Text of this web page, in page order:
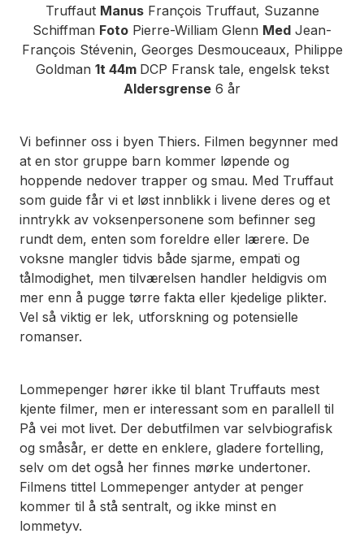
Truffaut ManusFrançois Truffaut, Suzanne
Schiffman Foto Pierre-William Glenn Med Jean-
François Stévenin, Georges Desmouceaux, Philippe
Goldman 1t 44m DCP Fransk tale, engelsk tekst
Aldersgrense 6 år
Vi befinner oss i byen Thiers. Filmen begynner med
at en stor gruppe barn kommer løpende og
hoppende nedover trapper og smau. Med Truffaut
som guide får vi et løst innblikk i livene deres og et
inntrykk av voksenpersonene som befinner seg
rundt dem, enten som foreldre eller lærere. De
voksne mangler tidvis både sjarme, empati og
tålmodighet, men tilværelsen handler heldigvis om
mer enn å pugge tørre fakta eller kjedelige plikter.
Vel så viktig er lek, utforskning og potensielle
romanser.
Lommepenger hører ikke til blant Truffauts mest
kjente filmer, men er interessant som en parallell til
På vei mot livet. Der debutfilmen var selvbiografisk
og småsår, er dette en enklere, gladere fortelling,
selv om det også her finnes mørke undertoner.
Filmens tittel Lommepenger antyder at penger
kommer til å stå sentralt, og ikke minst en
lommetyv.